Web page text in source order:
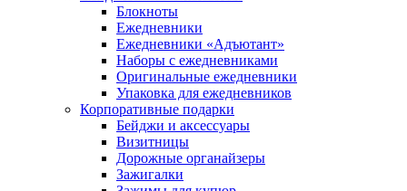
Блокноты
Ежедневники
Ежедневники «Адъютант»
Наборы с ежедневниками
Оригинальные ежедневники
Упаковка для ежедневников
Корпоративные подарки
Бейджи и аксессуары
Визитницы
Дорожные органайзеры
Зажигалки